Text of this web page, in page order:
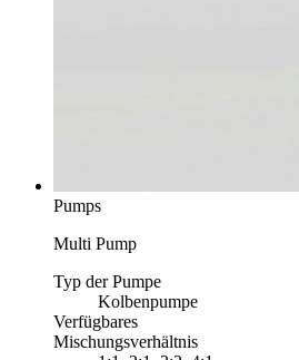
Pumps
Multi Pump
Typ der Pumpe
Kolbenpumpe
Verfügbares
Mischungsverhältnis